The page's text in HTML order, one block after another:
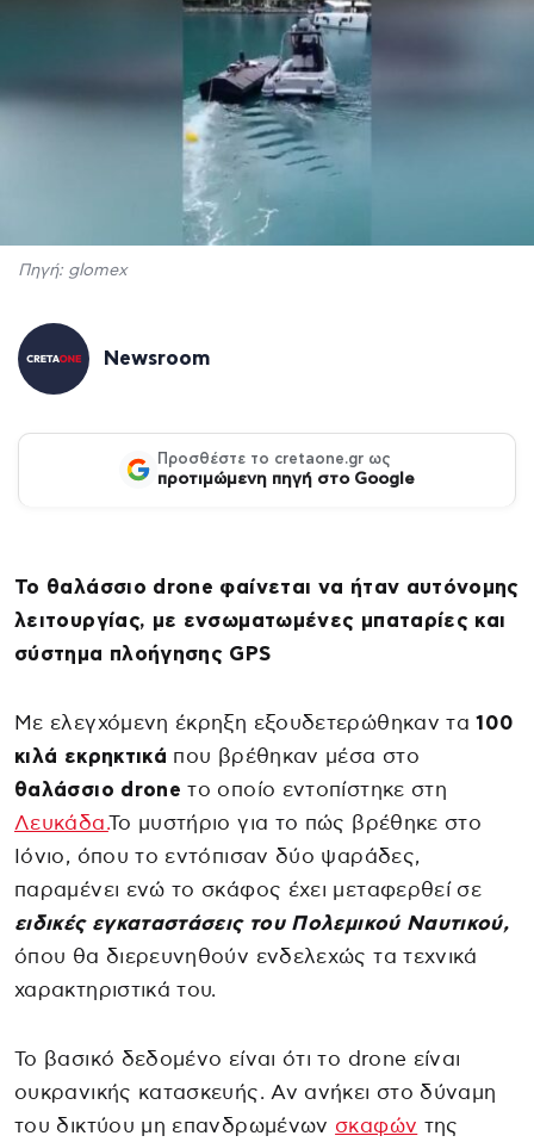
Πηγή: glomex
Newsroom
Προσθέστε το cretaone.gr ως
προτιμώμενη πηγή στο Google
Το θαλάσσιο drone φαίνεται να ήταν αυτόνομης
λειτουργίας, με ενσωματωμένες μπαταρίες και
σύστημα πλοήγησης GPS
Με ελεγχόμενη έκρηξη εξουδετερώθηκαν τα 100
κιλά εκρηκτικά που βρέθηκαν μέσα στο
θαλάσσιο drone το οποίο εντοπίστηκε στη
Λευκάδα.Το μυστήριο για το πώς βρέθηκε στο
Ιόνιο, όπου το εντόπισαν δύο ψαράδες,
παραμένει ενώ το σκάφος έχει μεταφερθεί σε
ειδικές εγκαταστάσεις του Πολεμικού Ναυτικού,
όπου θα διερευνηθούν ενδελεχώς τα τεχνικά
χαρακτηριστικά του.
Το βασικό δεδομένο είναι ότι το drone είναι
ουκρανικής κατασκευής. Αν ανήκει στο δύναμη
του δικτύου μη επανδρωμένων σκαφών της